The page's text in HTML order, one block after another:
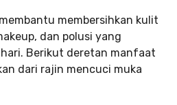
membersihkan kulit
dan polusi yang
Berikut deretan manfaat
dari rajin mencuci muka